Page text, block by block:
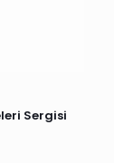
Sergisi